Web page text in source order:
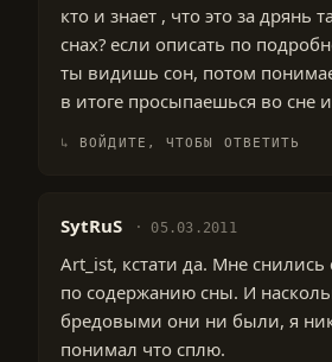
кто и знает , что это за дрянь
снах? если описать по
ты видишь сон, потом
в итоге просыпаешься во сне
ВОЙДИТЕ, ЧТОБЫ ОТВЕТИТЬ
SytRuS 05.03.2011
Art_ist, кстати да. Мне
по содержанию сны. И
бредовыми они ни были, я
понимал что сплю.